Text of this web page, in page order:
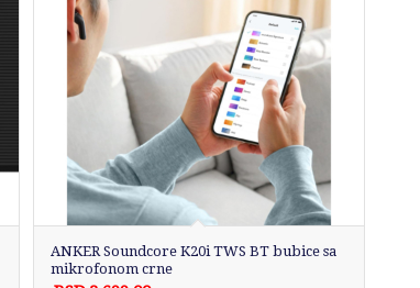
ANKER Soundcore K20i TWS BT bubice sa
mikrofonom crne